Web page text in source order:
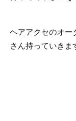
ヘアアクセのオー
さん持っていきま